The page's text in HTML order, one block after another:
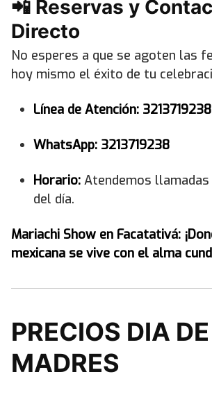
📲 Reservas y
Directo
No esperes a que se agoten las
hoy mismo el éxito de tu
Línea de Atención: 3213719238
WhatsApp: 3213719238
Horario: Atendemos
del día.
Mariachi Show en Facatativá:
mexicana se vive con el alma
PRECIOS DIA
MADRES